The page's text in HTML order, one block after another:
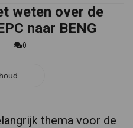
weten over de
naar BENG
0
thema voor de